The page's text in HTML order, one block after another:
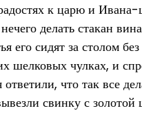
к царю и Ивана-
делать стакан
его сидят за столом
шелковых чулках, и
ответили, что так все
свинку с золотой